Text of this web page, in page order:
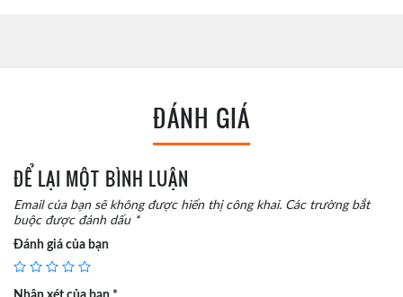
ĐÁNH GIÁ
ĐỂ LẠI MỘT BÌNH LUẬN
Email của bạn sẽ không được hiển thị công khai. Các trường bắt
buộc được đánh dấu *
Đánh giá của bạn